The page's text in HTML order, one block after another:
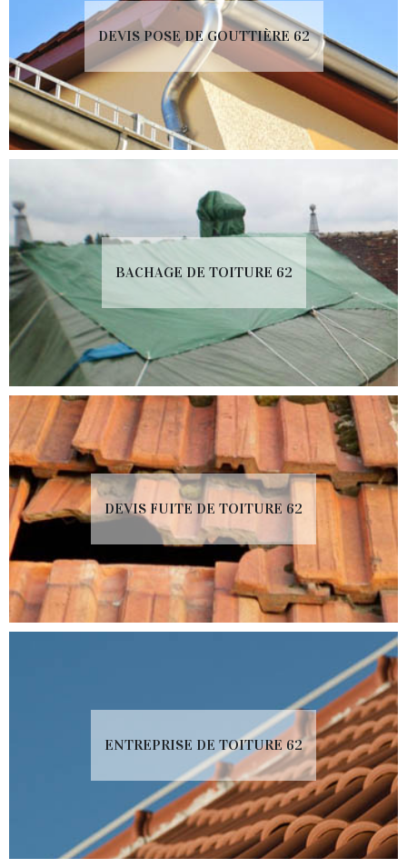
DEVIS POSE DE GOUTTIÈRE 62
BACHAGE DE TOITURE 62
DEVIS FUITE DE TOITURE 62
ENTREPRISE DE TOITURE 62